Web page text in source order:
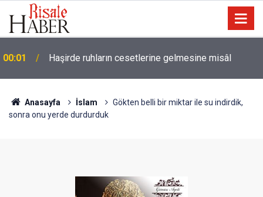
00:01 Haşirde ruhların cesetlerine gelmesine misâl
22:35 İstanbul'da gün doğumu, Van'da gün batımı
Anasayfa İslam
Gökten belli bir miktar ile su indirdik,
sonra onu yerde durdurduk